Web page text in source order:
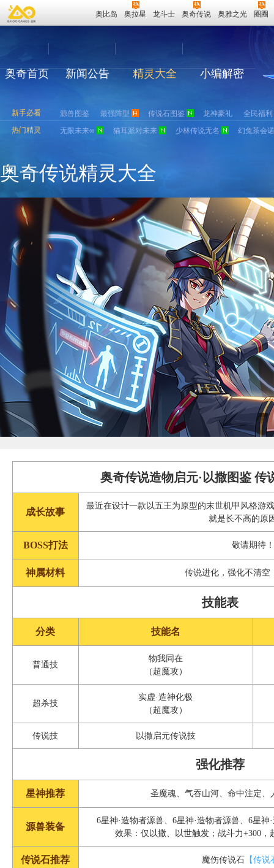
奥比岛 奥拉星 龙斗士 奥奇传说 奥雅之光 圈圈
奥奇首页 新闻公告 精灵大全 小编解密
新手必看 源兽图鉴 最强阵型 传说石图鉴 龙神豪礼
全民福利
热门精灵
无限未来∞ 猫耳派对未来 少林传说无名 幻兔茶会
奥奇传说精灵大全
奥奇传说造物启元·以撒图鉴 传
成长故事
最近在设计一款以五王为原型的末世机甲风格游
就是长不高的原
BOSS打法 敬请期待！
神属材料 传说进化，强化不清空
技能表
分类 技能名
普通技
物我同在
（超魔攻）
超杀技
实虚·造神化极
（超魔攻）
传说技 以撒启元传说技
强化推荐
星神推荐 圣魔魂、气吞山河、命中注定、
源兽装备
6星神·造物者源兽、6星神·造物者源兽、6星神
效果：仅以撒、以世触发；战斗力+300，
传说石推荐 魔伤传说石 【传